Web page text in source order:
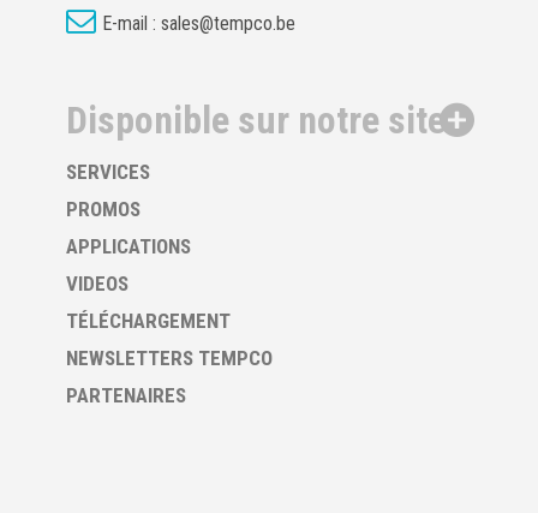
E-mail : sales@tempco.be
Disponible sur notre site
SERVICES
PROMOS
APPLICATIONS
VIDEOS
TÉLÉCHARGEMENT
NEWSLETTERS TEMPCO
PARTENAIRES